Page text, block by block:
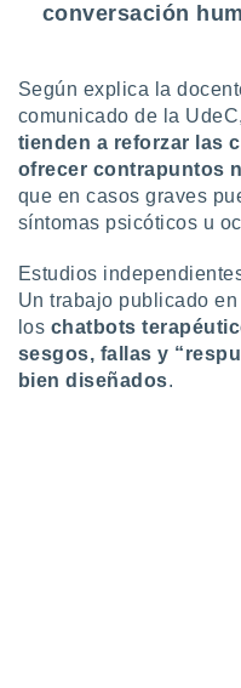
únicos
similares
como
este sitio
de
posible
traten tus
en
interés
conversación
Según explica la
comunicado de la
tienden a reforzar las
ofrecer contrapuntos
que en casos graves
síntomas psicóticos u
Estudios
Un trabajo publicado
los chatbots
sesgos, fallas y
bien diseñados.